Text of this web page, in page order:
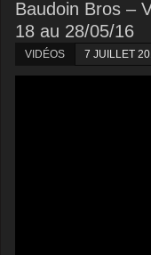
Baudoin Bros –
18 au 28/05/16
VIDÉOS 7 JUILLET